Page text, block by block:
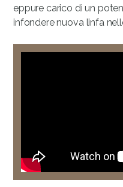
eppure carico di un
infondere nuova linfa